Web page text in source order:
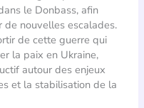
le Donbass, afin
de nouvelles escalades.
de cette guerre qui
la paix en Ukraine,
autour des enjeux
et la stabilisation de la